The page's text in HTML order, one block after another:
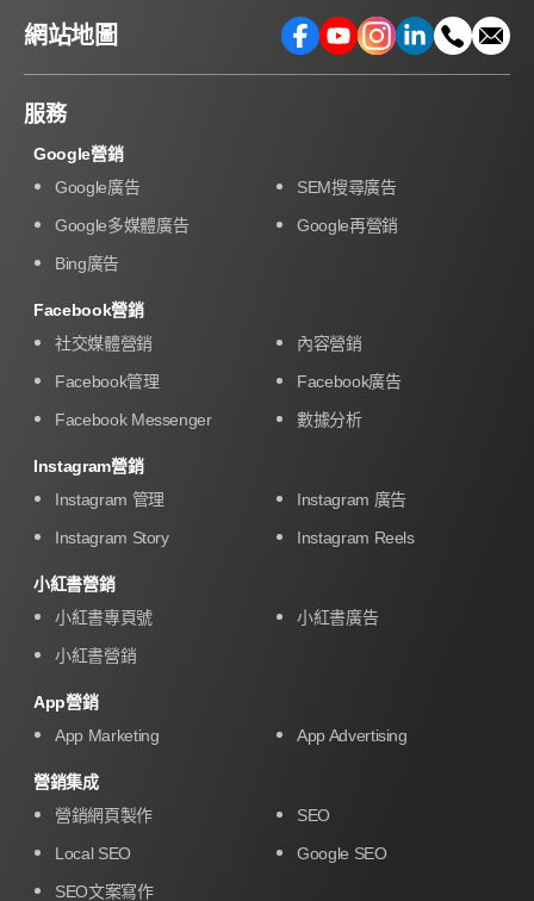
網站地圖
服務
Google營銷
Google廣告
SEM搜尋廣告
Google多媒體廣告
Google再營銷
Bing廣告
Facebook營銷
社交媒體營銷
內容營銷
Facebook管理
Facebook廣告
Facebook Messenger
數據分析
Instagram營銷
Instagram 管理
Instagram 廣告
Instagram Story
Instagram Reels
小紅書營銷
小紅書專頁號
小紅書廣告
小紅書營銷
App營銷
App Marketing
App Advertising
營銷集成
營銷網頁製作
SEO
Local SEO
Google SEO
SEO文案寫作